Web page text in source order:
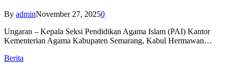
By adminNovember 27, 20250
Ungaran – Kepala Seksi Pendidikan Agama Islam (PAI) Kantor
Kementerian Agama Kabupaten Semarang, Kabul Hermawan…
Berita